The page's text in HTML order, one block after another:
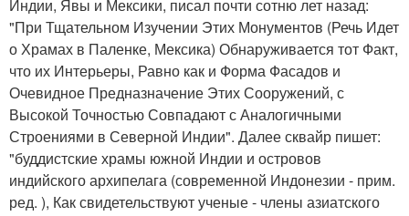
Индии, Явы и Мексики, писал почти сотню лет назад:
"При Тщательном Изучении Этих Монументов (Речь Идет
о Храмах в Паленке, Мексика) Обнаруживается тот Факт,
что их Интерьеры, Равно как и Форма Фасадов и
Очевидное Предназначение Этих Сооружений, с
Высокой Точностью Совпадают с Аналогичными
Строениями в Северной Индии". Далее сквайр пишет:
"буддистские храмы южной Индии и островов
индийского архипелага (современной Индонезии - прим.
ред. ), Как свидетельствуют ученые - члены азиатского